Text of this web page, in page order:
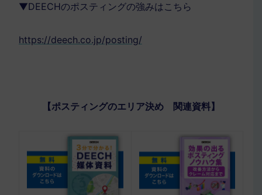
▼DEECHのポスティングの強みはこちら
https://deech.co.jp/posting/
【ポスティングのエリア決め 関連資料】